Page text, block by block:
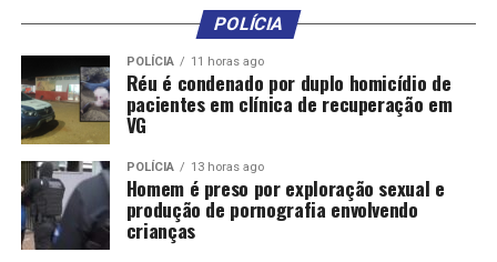
POLÍCIA
POLÍCIA 11 horas ago
Réu é condenado por duplo homicídio de
pacientes em clínica de recuperação em
VG
POLÍCIA 13 horas ago
Homem é preso por exploração sexual e
produção de pornografia envolvendo
crianças